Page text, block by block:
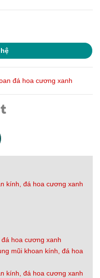
đá hoa cương xanh
kính, đá hoa cương xanh
hoa cương xanh
mũi khoan kính, đá hoa
kính, đá hoa cương xanh